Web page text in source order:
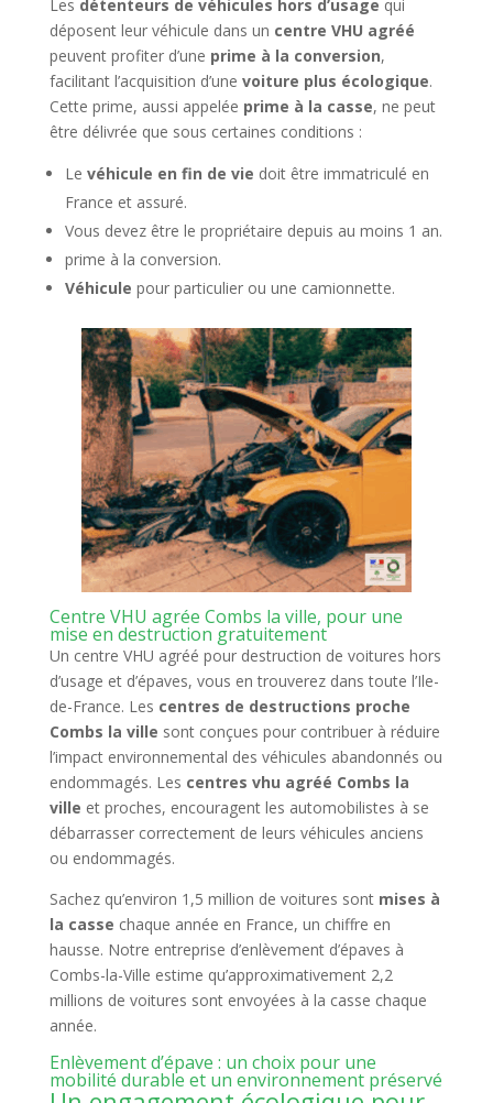
Les détenteurs de véhicules hors d’usage qui
déposent leur véhicule dans un centre VHU agréé
peuvent profiter d’une prime à la conversion,
facilitant l’acquisition d’une voiture plus écologique.
Cette prime, aussi appelée prime à la casse, ne peut
être délivrée que sous certaines conditions :
Le véhicule en fin de vie doit être immatriculé en
France et assuré.
Vous devez être le propriétaire depuis au moins 1 an.
prime à la conversion.
Véhicule pour particulier ou une camionnette.
Centre VHU agrée Combs la ville, pour une
mise en destruction gratuitement
Un centre VHU agréé pour destruction de voitures hors
d’usage et d’épaves, vous en trouverez dans toute l’Ile-
de-France. Les centres de destructions proche
Combs la ville sont conçues pour contribuer à réduire
l’impact environnemental des véhicules abandonnés ou
endommagés. Les centres vhu agréé Combs la
ville et proches, encouragent les automobilistes à se
débarrasser correctement de leurs véhicules anciens
ou endommagés.
Sachez qu’environ 1,5 million de voitures sont mises à
la casse chaque année en France, un chiffre en
hausse. Notre entreprise d’enlèvement d’épaves à
Combs-la-Ville estime qu’approximativement 2,2
millions de voitures sont envoyées à la casse chaque
année.
Enlèvement d’épave : un choix pour une
mobilité durable et un environnement préservé